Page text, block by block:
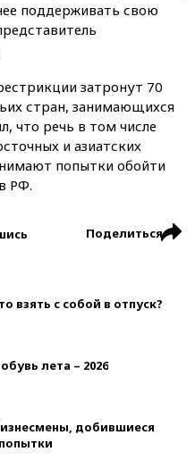
поддерживать свою
затронут 70
стран, занимающихся
что речь в том числе
и азиатских
попытки обойти
РФ.
Поделиться
взять с собой в отпуск?
лета – 2026
добившиеся